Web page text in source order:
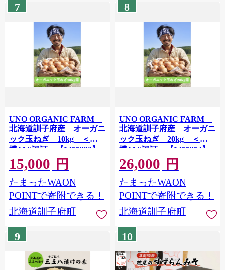
7
UNO ORGANIC FARM
北海道訓子府産 オーガニ
ック玉ねぎ 10kg ＜有
機JAS認証＞【1455290】
15,000 円
たまったWAON
POINTで寄附できる！
北海道訓子府町
8
UNO ORGANIC FARM
北海道訓子府産 オーガニ
ック玉ねぎ 20kg ＜有
機JAS認証＞【1455254】
26,000 円
たまったWAON
POINTで寄附できる！
北海道訓子府町
9 10